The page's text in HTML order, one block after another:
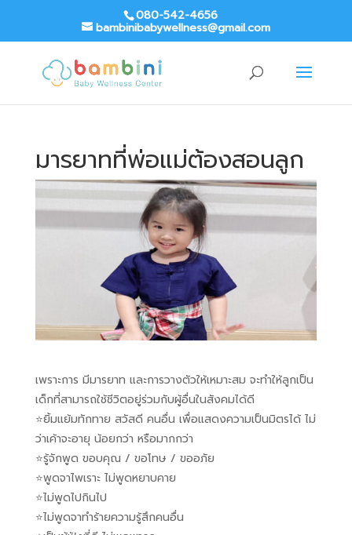
080-542-4656
bambinibabywellness@gmail.com
มารยาทที่พ่อแม่ต้องสอนลูก
เพราะการ มีมารยาท และการวางตัวให้เหมาะสม จะทำให้ลูกเป็น
เด็กที่สามารถใช้ชีวิตอยู่ร่วมกับผู้อื่นในสังคมได้ดี
⭐️ยิ้มแย้มทักทาย สวัสดี คนอื่น เพื่อแสดงความเป็นมิตรได้ ไม่
ว่าเค้าจะอายุ น้อยกว่า หรือมากกว่า
⭐️รู้จักพูด ขอบคุณ / ขอโทษ / ขออภัย
⭐️พูดจาไพเราะ ไม่พูดหยาบคาย
⭐️ไม่พูดไปกินไป
⭐️ไม่พูดจาทำร้ายความรู้สึกคนอื่น